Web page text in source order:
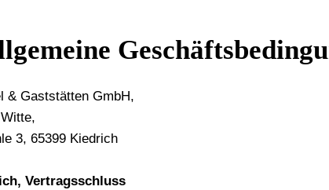
& Gaststätten GmbH,
3, 65399 Kiedrich
Vertragsschluss